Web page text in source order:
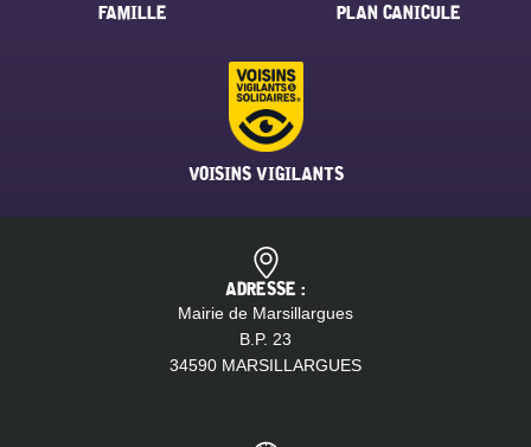
FAMILLE
PLAN CANICULE
VOISINS VIGILANTS
ADRESSE :
Mairie de Marsillargues
B.P. 23
34590 MARSILLARGUES